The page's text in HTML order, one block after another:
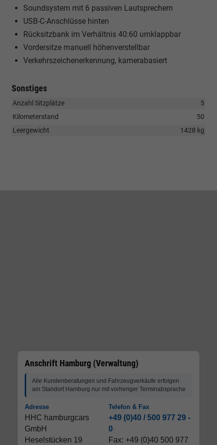
Soundsystem mit 6 passiven Lautsprechern
USB-C-Anschlüsse hinten
Rücksitzbank im Verhältnis 40:60 umklappbar
Vordersitze manuell höhenverstellbar
Verkehrszeichenerkennung, kamerabasiert
Sonstiges
Anzahl Sitzplätze
5
Kilometerstand
50
Leergewicht
1428 kg
Anschrift Hamburg (Verwaltung)
Alle Kundenberatungen und Fahrzeugverkäufe erfolgen
am Standort Hamburg nur mit vorheriger Terminabsprache
Adresse
HHC hamburgcars
GmbH
Heselstücken 19
Telefon & Fax
+49 (0)40 / 500 977 29 -
0
Fax: +49 (0)40 500 977